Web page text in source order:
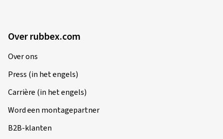
Over rubbex.com
Over ons
Press (in het engels)
Carrière (in het engels)
Word een montagepartner
B2B-klanten